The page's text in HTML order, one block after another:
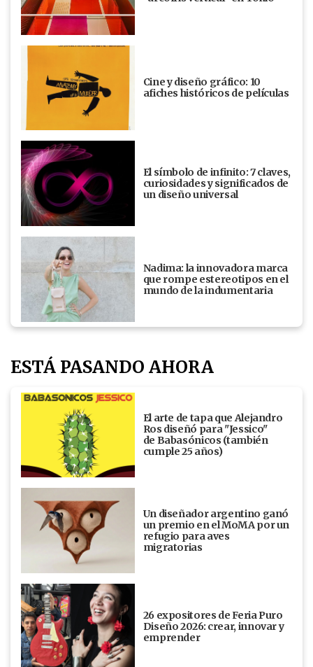
Cine y diseño gráfico: 10
afiches históricos de películas
El símbolo de infinito: 7 claves,
curiosidades y significados de
un diseño universal
Nadima: la innovadora marca
que rompe estereotipos en el
mundo de la indumentaria
ESTÁ PASANDO AHORA
El arte de tapa que Alejandro
Ros diseñó para "Jessico"
de Babasónicos (también
cumple 25 años)
Un diseñador argentino ganó
un premio en el MoMA por un
refugio para aves
migratorias
26 expositores de Feria Puro
Diseño 2026: crear, innovar y
emprender